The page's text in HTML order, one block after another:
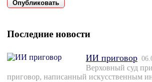
Последние новости
ИИ приговор
Верховный суд
приговор, написанный искусственным